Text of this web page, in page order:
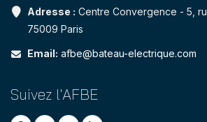
Adresse : Centre Convergence - 5,
75009 Paris
Email: afbe@bateau-electrique.com
Suivez l'AFBE